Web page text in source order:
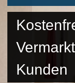
Kunden